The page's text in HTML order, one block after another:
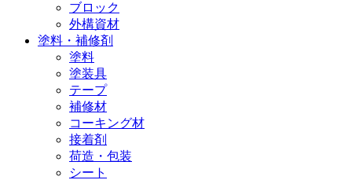
ブロック
外構資材
塗料・補修剤
塗料
塗装具
テープ
補修材
コーキング材
接着剤
荷造・包装
シート